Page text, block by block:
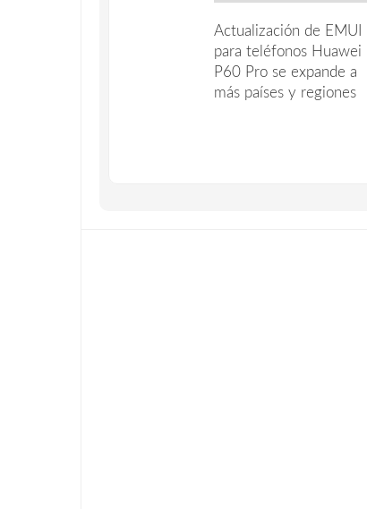
Actualización de EMUI
para teléfonos Huawei
P60 Pro se expande a
más países y regiones